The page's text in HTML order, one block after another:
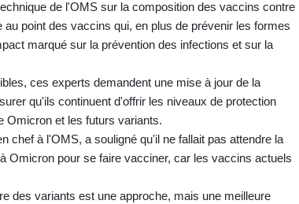
de l'OMS sur la composition des vaccins contre
point des vaccins qui, en plus de prévenir les formes
marqué sur la prévention des infections et sur la
ces experts demandent une mise à jour de la
qu'ils continuent d'offrir les niveaux de protection
Omicron et les futurs variants.
chef à l'OMS, a souligné qu'il ne fallait pas attendre la
Omicron pour se faire vacciner, car les vaccins actuels
des variants est une approche, mais une meilleure